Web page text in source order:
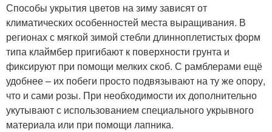
Способы укрытия цветов на зиму зависят от
климатических особенностей места выращивания. В
регионах с мягкой зимой стебли длинноплетистых форм
типа клаймбер пригибают к поверхности грунта и
фиксируют при помощи мелких скоб. С рамблерами ещё
удобнее – их побеги просто подвязывают на ту же опору,
что и сами розы. При необходимости их дополнительно
укутывают с использованием специального укрывного
материала или при помощи лапника.